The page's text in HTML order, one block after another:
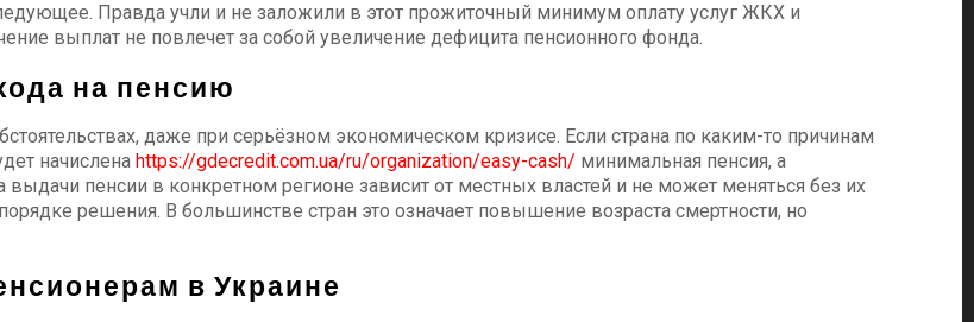
Правда учли и не заложили в этот прожиточный минимум оплату услуг ЖКХ и
выплат не повлечет за собой увеличение дефицита пенсионного фонда.
на пенсию
даже при серьёзном экономическом кризисе. Если страна по каким-то причинам
начисленаhttps://gdecredit.com.ua/ru/organization/easy-cash/ минимальная пенсия, а
пенсии в конкретном регионе зависит от местных властей и не может меняться без их
решения. В большинстве стран это означает повышение возраста смертности, но
в Украине